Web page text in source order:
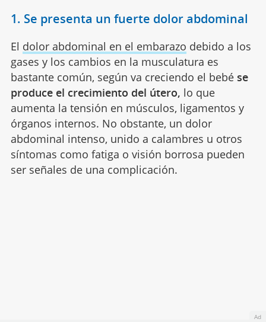
1. Se presenta un fuerte dolor abdominal
El dolor abdominal en el embarazo debido a los
gases y los cambios en la musculatura es
bastante común, según va creciendo el bebé se
produce el crecimiento del útero, lo que
aumenta la tensión en músculos, ligamentos y
órganos internos. No obstante, un dolor
abdominal intenso, unido a calambres u otros
síntomas como fatiga o visión borrosa pueden
ser señales de una complicación.
Ad